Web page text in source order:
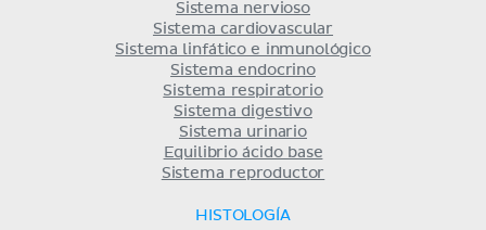
Sistema nervioso
Sistema cardiovascular
Sistema linfático e inmunológico
Sistema endocrino
Sistema respiratorio
Sistema digestivo
Sistema urinario
Equilibrio ácido base
Sistema reproductor
HISTOLOGÍA